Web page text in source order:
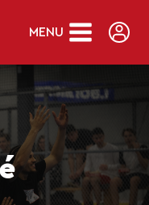
MENU